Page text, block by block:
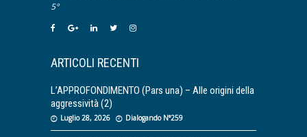
5°
ARTICOLI RECENTI
L’APPROFONDIMENTO (Pars una) – Alle origini della
aggressività (2)
Luglio 28, 2026 Dialogando N°259